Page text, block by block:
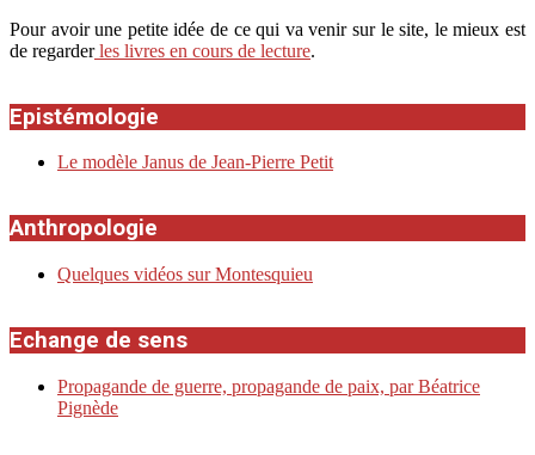
Pour avoir une petite idée de ce qui va venir sur le site, le mieux est
de regarderles livres en cours de lecture.
Epistémologie
Le modèle Janus de Jean-Pierre Petit
Anthropologie
Quelques vidéos sur Montesquieu
Echange de sens
Propagande de guerre, propagande de paix, par Béatrice
Pignède